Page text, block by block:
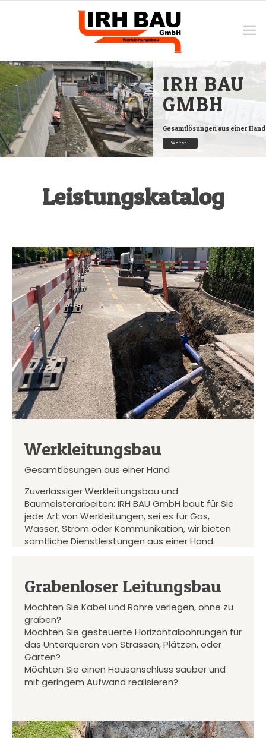
IRH BAU
GMBH
Gesamtlösungen aus einer
Weiter...
Leistungskatalog
Werkleitungsbau
Gesamtlösungen aus einer Hand
Zuverlässiger Werkleitungsbau und
Baumeisterarbeiten: IRH BAU GmbH baut für Sie
jede Art von Werkleitungen, sei es für Gas,
Wasser, Strom oder Kommunikation, wir bieten
sämtliche Dienstleistungen aus einer Hand.
Grabenloser Leitungsbau
Möchten Sie Kabel und Rohre verlegen, ohne zu
graben?
Möchten Sie gesteuerte Horizontalbohrungen für
das Unterqueren von Strassen, Plätzen, oder
Gärten?
Möchten Sie einen Hausanschluss sauber und
mit geringem Aufwand realisieren?